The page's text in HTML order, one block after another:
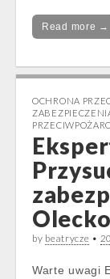
Read more →
OCHRONA
by beatrycze •
Warte uwagi